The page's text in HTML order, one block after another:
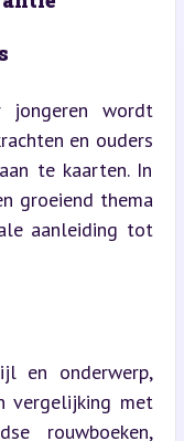
wordt
en ouders
te kaarten. In
groeiend thema
aanleiding tot
en onderwerp,
vergelijking met
rouwboeken,